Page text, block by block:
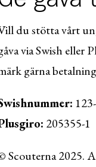
du stötta vårt
via Swish eller
gärna
205355-1
Scouterna 2025.